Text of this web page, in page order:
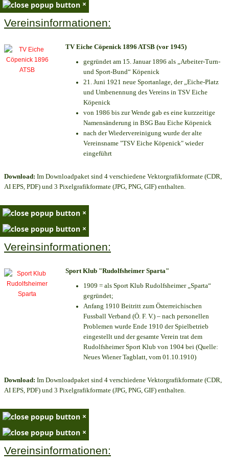
×
Vereinsinformationen:
TV Eiche Cöpenick 1896 ATSB (vor 1945)
gegründet am 15. Januar 1896 als „Arbeiter-Turn-
und Sport-Bund“ Köpenick
21. Juni 1921 neue Sportanlage, der „Eiche-Platz
und Umbenennung des Vereins in TSV Eiche
Köpenick
von 1986 bis zur Wende gab es eine kurzzeitige
Namensänderung in BSG Bau Eiche Köpenick
nach der Wiedervereinigung wurde der alte
Vereinsname "TSV Eiche Köpenick" wieder
eingeführt
Download: Im Downloadpaket sind 4 verschiedene Vektorgrafikformate (CDR,
AI EPS, PDF) und 3 Pixelgrafikformate (JPG, PNG, GIF) enthalten.
×
×
Vereinsinformationen:
Sport Klub "Rudolfsheimer Sparta"
1909 = als Sport Klub Rudolfsheimer „Sparta“
gegründet;
Anfang 1910 Beitritt zum Österreichischen
Fussball Verband (Ö. F. V.) – nach personellen
Problemen wurde Ende 1910 der Spielbetrieb
eingestellt und der gesamte Verein trat dem
Rudolfsheimer Sport Klub von 1904 bei (Quelle:
Neues Wiener Tagblatt, vom 01.10.1910)
Download: Im Downloadpaket sind 4 verschiedene Vektorgrafikformate (CDR,
AI EPS, PDF) und 3 Pixelgrafikformate (JPG, PNG, GIF) enthalten.
×
×
Vereinsinformationen: